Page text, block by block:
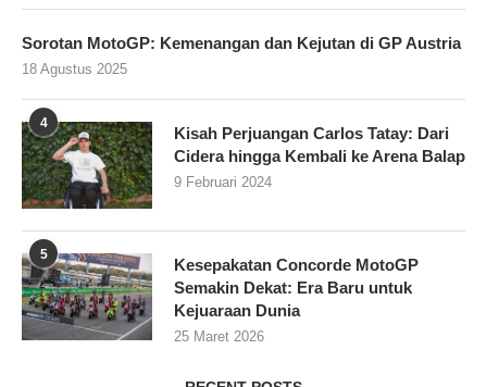
Sorotan MotoGP: Kemenangan dan Kejutan di GP Austria
18 Agustus 2025
4
Kisah Perjuangan Carlos Tatay: Dari
Cidera hingga Kembali ke Arena Balap
9 Februari 2024
5
Kesepakatan Concorde MotoGP
Semakin Dekat: Era Baru untuk
Kejuaraan Dunia
25 Maret 2026